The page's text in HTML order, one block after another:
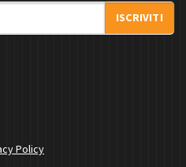
ISCRIVITI
Policy